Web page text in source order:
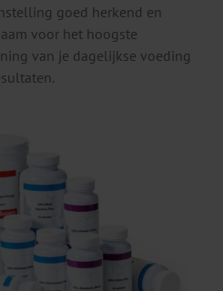
goed herkend en
voor het hoogste
van je dagelijkse voeding